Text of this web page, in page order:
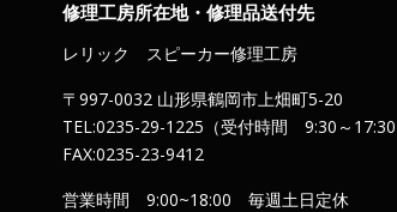
修理工房所在地・修理品送付先
レリック スピーカー修理工房
〒997-0032 山形県鶴岡市上畑町5-20
TEL:0235-29-1225（受付時間 9:30～17:30
FAX:0235-23-9412
営業時間 9:00~18:00 毎週土日定休